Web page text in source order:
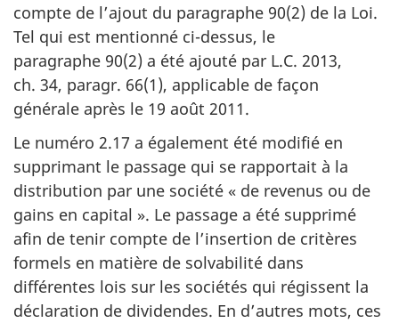
compte de l’ajout du paragraphe 90(2) de la Loi.
Tel qui est mentionné ci-dessus, le
paragraphe 90(2) a été ajouté par L.C. 2013,
ch. 34, paragr. 66(1), applicable de façon
générale après le 19 août 2011.
Le numéro 2.17 a également été modifié en
supprimant le passage qui se rapportait à la
distribution par une société « de revenus ou de
gains en capital ». Le passage a été supprimé
afin de tenir compte de l’insertion de critères
formels en matière de solvabilité dans
différentes lois sur les sociétés qui régissent la
déclaration de dividendes. En d’autres mots, ces